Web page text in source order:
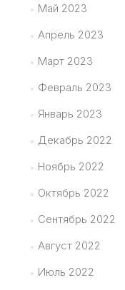
Май 2023
Апрель 2023
Март 2023
Февраль 2023
Январь 2023
Декабрь 2022
Ноябрь 2022
Октябрь 2022
Сентябрь 2022
Август 2022
Июль 2022